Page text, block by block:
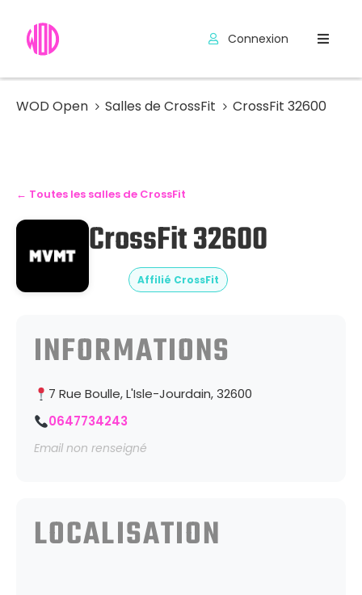
Hyrox
Outils
Codes
Connexion
WOD Open Salles de CrossFit CrossFit 32600
← Toutes les salles de CrossFit
CrossFit 32600
Affilié CrossFit
INFORMATIONS
7 Rue Boulle, L'Isle-Jourdain, 32600
0647734243
Email non renseigné
LOCALISATION